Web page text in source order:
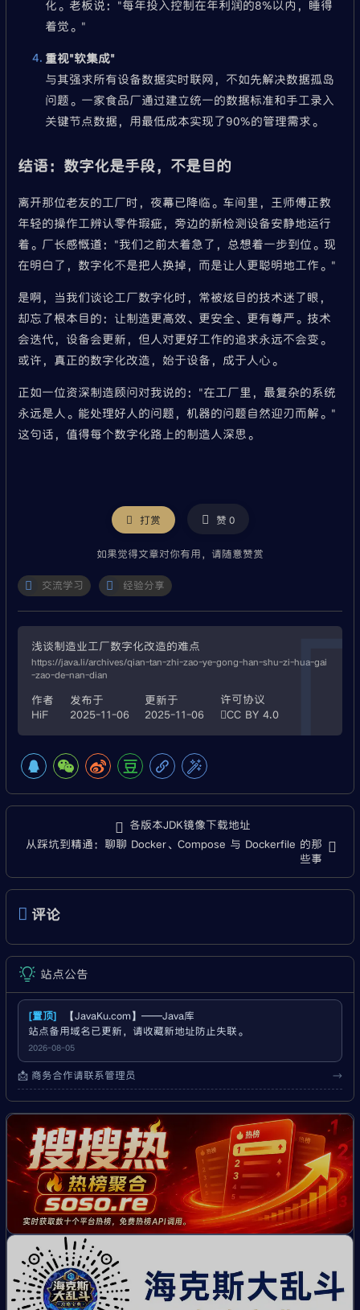
化。老板说："每年投入控制在年利润的8%以内，睡得
着觉。"
重视"软集成"
与其强求所有设备数据实时联网，不如先解决数据孤岛
问题。一家食品厂通过建立统一的数据标准和手工录入
关键节点数据，用最低成本实现了90%的管理需求。
结语：数字化是手段，不是目的
离开那位老友的工厂时，夜幕已降临。车间里，王师傅正教
年轻的操作工辨认零件瑕疵，旁边的新检测设备安静地运行
着。厂长感慨道："我们之前太着急了，总想着一步到位。现
在明白了，数字化不是把人换掉，而是让人更聪明地工作。"
是啊，当我们谈论工厂数字化时，常被炫目的技术迷了眼，
却忘了根本目的：让制造更高效、更安全、更有尊严。技术
会迭代，设备会更新，但人对更好工作的追求永远不会变。
或许，真正的数字化改造，始于设备，成于人心。
正如一位资深制造顾问对我说的："在工厂里，最复杂的系统
永远是人。能处理好人的问题，机器的问题自然迎刃而解。"
这句话，值得每个数字化路上的制造人深思。
打赏 赞 0
如果觉得文章对你有用，请随意赞赏
交流学习 经验分享
浅谈制造业工厂数字化改造的难点
https://java.li/archives/qian-tan-zhi-zao-ye-gong-han-shu-zi-hua-gai
-zao-de-nan-dian
作者
HiF
发布于
2025-11-06
更新于
2025-11-06
许可协议
CC BY 4.0
各版本JDK镜像下载地址
从踩坑到精通：聊聊 Docker、Compose 与 Dockerfile 的那
些事
评论
站点公告
[置顶]
【JavaKu.com】——Java库
站点备用域名已更新，请收藏新地址防止失联。
2026-08-05
📩 商务合作请联系管理员 →